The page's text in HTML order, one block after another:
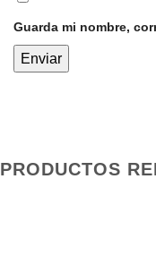
Guarda mi nombre,
PRODUCTOS